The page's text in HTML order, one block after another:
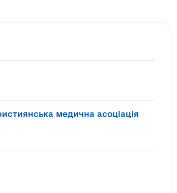
медична асоціація